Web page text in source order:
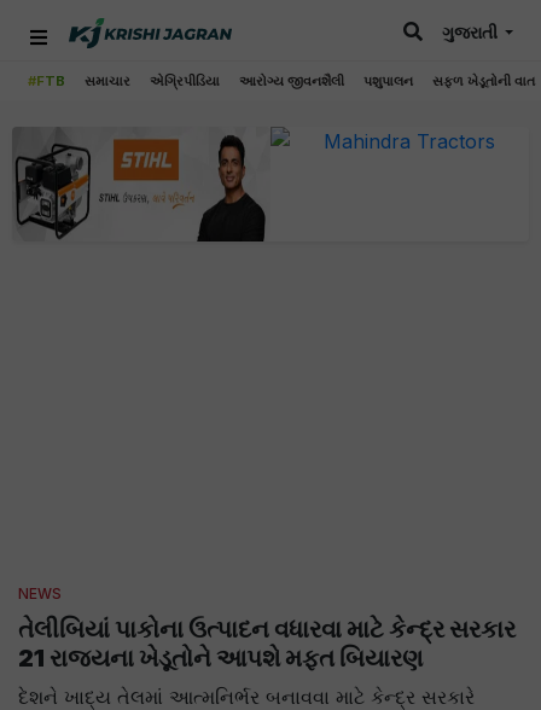
#FTB સમાચાર એગ્રિપીડિયા આરોગ્ય જીવનશૈલી પશુપાલન સફળ ખેડૂતોની વાત
ગુજરાતી
NEWS
તેલીબિયાં પાકોના ઉત્પાદન વધારવા માટે કેન્દ્ર સરકાર
21 રાજ્યના ખેડૂતોને આપશે મફત બિયારણ
દેશને ખાદ્ય તેલમાં આત્મનિર્ભર બનાવવા માટે કેન્દ્ર સરકારે